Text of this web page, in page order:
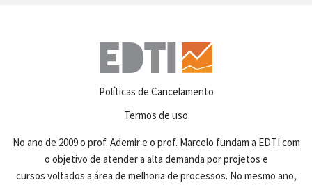
Políticas de Cancelamento
Termos de uso
No ano de 2009 o prof. Ademir e o prof. Marcelo fundam a EDTI com
o objetivo de atender a alta demanda por projetos e
cursos voltados a área de melhoria de processos. No mesmo ano,